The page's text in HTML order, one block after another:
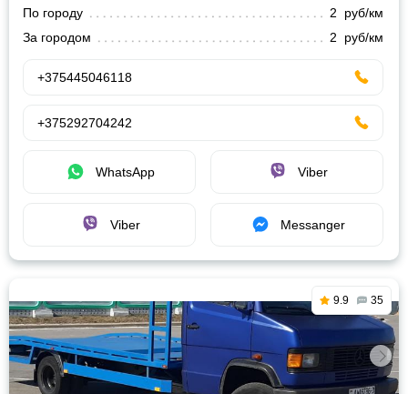
По городу
2 руб/км
За городом
2 руб/км
+375445046118
+375292704242
WhatsApp Viber
Viber Messanger
9.9 35